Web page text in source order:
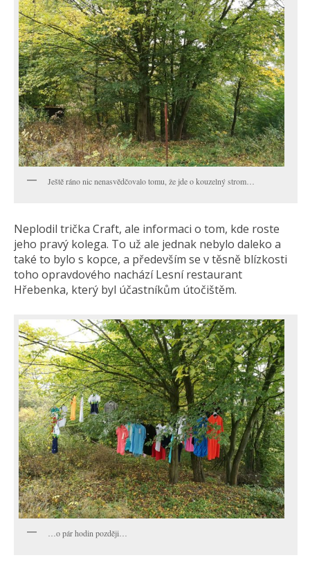
Ještě ráno nic nenasvědčovalo tomu, že jde o kouzelný strom…
Neplodil trička Craft, ale informaci o tom, kde roste
jeho pravý kolega. To už ale jednak nebylo daleko a
také to bylo s kopce, a především se v těsně blízkosti
toho opravdového nachází Lesní restaurant
Hřebenka, který byl účastníkům útočištěm.
…o pár hodin později…